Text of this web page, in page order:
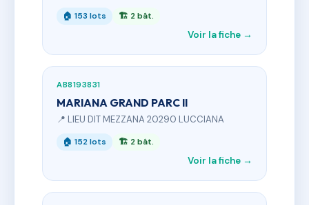
🏠 153 lots 🏗 2 bât.
Voir la fiche →
AB8193831
MARIANA GRAND PARC II
📍 LIEU DIT MEZZANA 20290 LUCCIANA
🏠 152 lots 🏗 2 bât.
Voir la fiche →